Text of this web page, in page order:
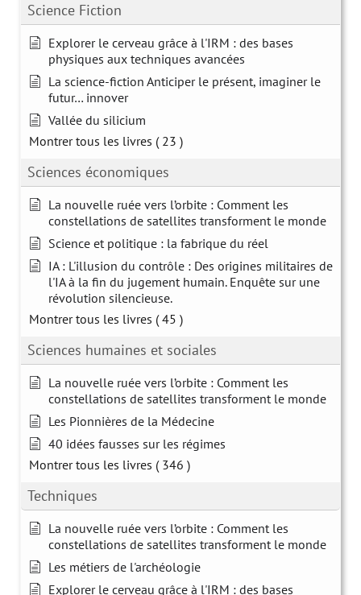
Science Fiction
Explorer le cerveau grâce à l'IRM : des bases
physiques aux techniques avancées
La science-fiction Anticiper le présent, imaginer le
futur… innover
Vallée du silicium
Montrer tous les livres ( 23 )
Sciences économiques
La nouvelle ruée vers l’orbite : Comment les
constellations de satellites transforment le monde
Science et politique : la fabrique du réel
IA : L'illusion du contrôle : Des origines militaires de
l'IA à la fin du jugement humain. Enquête sur une
révolution silencieuse.
Montrer tous les livres ( 45 )
Sciences humaines et sociales
La nouvelle ruée vers l’orbite : Comment les
constellations de satellites transforment le monde
Les Pionnières de la Médecine
40 idées fausses sur les régimes
Montrer tous les livres ( 346 )
Techniques
La nouvelle ruée vers l’orbite : Comment les
constellations de satellites transforment le monde
Les métiers de l'archéologie
Explorer le cerveau grâce à l'IRM : des bases